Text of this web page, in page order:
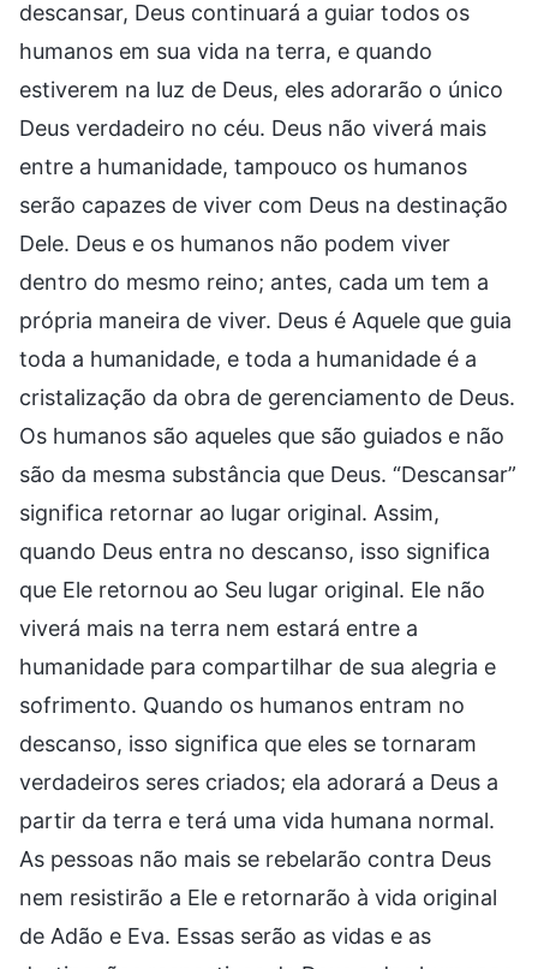
descansar, Deus continuará a guiar todos os
humanos em sua vida na terra, e quando
estiverem na luz de Deus, eles adorarão o único
Deus verdadeiro no céu. Deus não viverá mais
entre a humanidade, tampouco os humanos
serão capazes de viver com Deus na destinação
Dele. Deus e os humanos não podem viver
dentro do mesmo reino; antes, cada um tem a
própria maneira de viver. Deus é Aquele que guia
toda a humanidade, e toda a humanidade é a
cristalização da obra de gerenciamento de Deus.
Os humanos são aqueles que são guiados e não
são da mesma substância que Deus. “Descansar”
significa retornar ao lugar original. Assim,
quando Deus entra no descanso, isso significa
que Ele retornou ao Seu lugar original. Ele não
viverá mais na terra nem estará entre a
humanidade para compartilhar de sua alegria e
sofrimento. Quando os humanos entram no
descanso, isso significa que eles se tornaram
verdadeiros seres criados; ela adorará a Deus a
partir da terra e terá uma vida humana normal.
As pessoas não mais se rebelarão contra Deus
nem resistirão a Ele e retornarão à vida original
de Adão e Eva. Essas serão as vidas e as